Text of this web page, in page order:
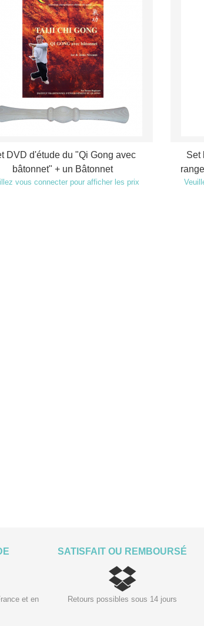
DVD d'étude du "Qi Gong avec
bâtonnet" + un Bâtonnet
vous connecter pour afficher les prix
Set
et en
SATISFAIT OU REMBOURSÉ
Retours possibles sous 14 jours